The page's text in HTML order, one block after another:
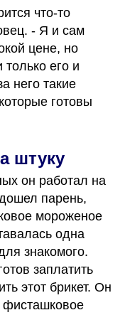
что-то
- Я и сам
цене, но
его и
него такие
готовы
штуку
он работал на
парень,
мороженое
одна
знакомого.
заплатить
этот брикет. Он